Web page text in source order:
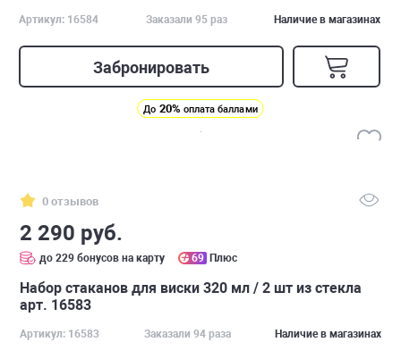
Артикул: 16584 Заказали 95 раз Наличие в магазинах
Забронировать
До 20% оплата баллами
0 отзывов
2 290 руб.
до 229 бонусов на карту 69 Плюс
Набор стаканов для виски 320 мл / 2 шт из стекла
арт. 16583
Артикул: 16583 Заказали 94 раза Наличие в магазинах